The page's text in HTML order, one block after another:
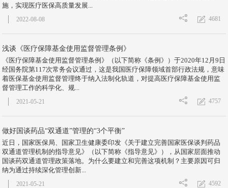
施，实现医疗医保高质量发展...
4681
2022-08-08
浅谈《医疗保障基金使用监督管理条例》
《医疗保障基金使用监督管理条例》（以下简称《条例》）于2020年12月9日
经国务院第117次常务会议通过，这是我国医疗保障领域首部行政法规，意味
着医保基金使用监督管理终于纳入法制化轨道，对提高医疗保障基金使用监
督管理工作的科学化、规...
4757
2021-05-21
做好国谈药品“双通道”管理的“3个平衡”
近日，国家医保局、国家卫生健康委印发《关于建立完善国家医保谈判药品
双通道管理机制的指导意见》（以下简称《指导意见》），从国家层面推动
国谈药双通道管理政策落地。为什么要建立和完善这项机制？主要原因可归
纳为通过持续深化管理创新...
4592
2021-05-21